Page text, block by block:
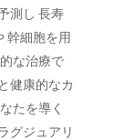
測し 長寿
幹細胞を用
な治療で
健康的なカ
たを導く
グジュアリ